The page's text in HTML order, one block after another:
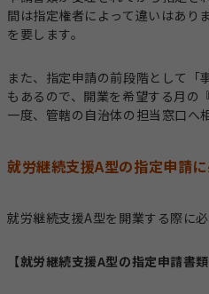
間は指定権者によって違いはあり
を要します。
また、指定申請の前段階として「
もあるので、開業を希望する月の
一度、管轄の自治体の担当窓口へ
就労継続支援A型の指定申請
就労継続支援A型を開業する際に
【就労継続支援A型の指定申請書類